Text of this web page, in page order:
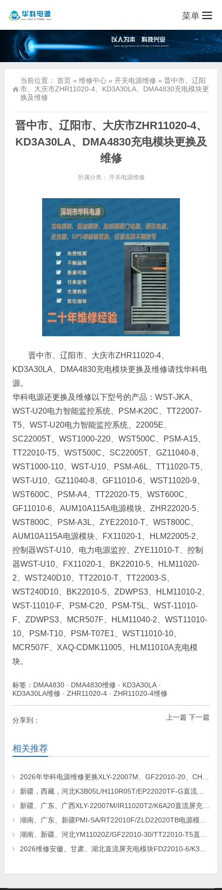
菜单
当前位置： 首页 » 维修中心 » 开关电源维修 » 晋中市、辽阳
市、大庆市ZHR11020-4、KD3A30LA、DMA4830充电模块更
换及维修
晋中市、辽阳市、大庆市ZHR11020-4、
KD3A30LA、DMA4830充电模块更换及
维修
所属分类： 开关电源维修
晋中市、辽阳市、大庆市ZHR11020-4、
KD3A30LA、DMA4830充电模块更换及维修请找华科电
源。
华科电源还更换及维修以下型号的产品：WST-JKA、
WST-U20电力智能监控系统、PSM-K20C、TT22007-
T5、WST-U20电力智能监控系统、22005E、
SC22005T、WST1000-220、WST500C、PSM-A15、
TT22010-T5、WST500C、SC22005T、GZ11040-8、
WST1000-110、WST-U10、PSM-A6L、TT11020-T5、
WST-U10、GZ11040-8、GF11010-6、WST11020-9、
WST600C、PSM-A4、TT22020-T5、WST600C、
GF11010-6、AUM10A115A电源模块、ZHR22020-5、
WST800C、PSM-A3L、ZYE22010-T、WST800C、
AUM10A115A电源模块、FX11020-1、HLM22005-2、
控制器WST-U10、电力电源监控、ZYE11010-T、控制
器WST-U10、FX11020-1、BK22010-5、HLM11020-
2、WST240D10、TT22010-T、TT22003-S、
WST240D10、BK22010-5、ZDWPS3、HLM11010-2、
WST-11010-F、PSM-C20、PSM-T5L、WST-11010-
F、ZDWPS3、MCR507F、HLM11040-2、WST11010-
10、PSM-T10、PSM-T07E1、WST11010-10、
MCR507F、XAQ-CDMK11005、HLM11010A充电模
块。
标签： DMA4830 · DMA4830维修 · KD3A30LA ·
KD3A30LA维修 · ZHR11020-4 · ZHR11020-4维修
上一篇 下一篇
分享到：
相关推荐
2026年华科电源维修更换XLY-22007M、GF22010-20、CHR-22020直流屏充电模块
新疆，西藏，河北K3B05L/H110R05T/EP22020TF-G直流屏充电模块维修更换
新疆、广东、广西XLY-22007M/IR11020T2/K6A20直流屏充电模块维修更换
湖南、广东、新疆PMI-SA/RT22010F/ZLD22020TB电源模块维修更换
湖南、新疆、河北YM11020Z/GF22010-30/TT22010-T5直流屏充电模块维修更换
2026维修安徽、甘肃、湖北直流屏充电模块FD22010-6/K3B20L/GF22010-10